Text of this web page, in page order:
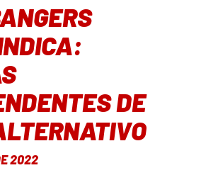
DE
2022